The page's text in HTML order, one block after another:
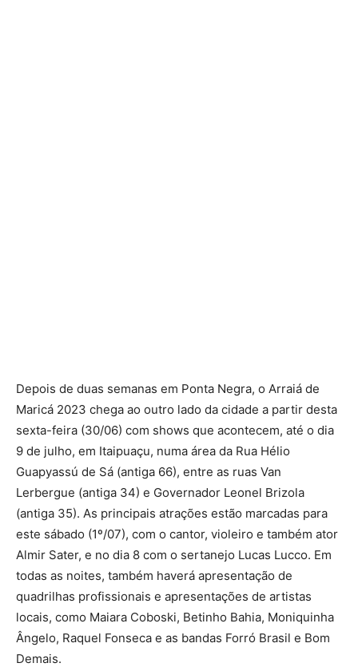
Depois de duas semanas em Ponta Negra, o Arraiá de
Maricá 2023 chega ao outro lado da cidade a partir desta
sexta-feira (30/06) com shows que acontecem, até o dia
9 de julho, em Itaipuaçu, numa área da Rua Hélio
Guapyassú de Sá (antiga 66), entre as ruas Van
Lerbergue (antiga 34) e Governador Leonel Brizola
(antiga 35). As principais atrações estão marcadas para
este sábado (1º/07), com o cantor, violeiro e também ator
Almir Sater, e no dia 8 com o sertanejo Lucas Lucco. Em
todas as noites, também haverá apresentação de
quadrilhas profissionais e apresentações de artistas
locais, como Maiara Coboski, Betinho Bahia, Moniquinha
Ângelo, Raquel Fonseca e as bandas Forró Brasil e Bom
Demais.